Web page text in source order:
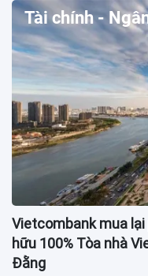
Tài chính -
Vietcombank mua
hữu 100% Tòa nhà
Đằng